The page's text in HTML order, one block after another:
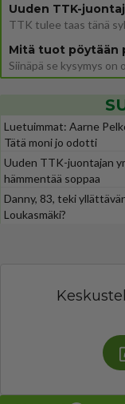
Mitä tuot pöytään
Luetuimmat: Aarne
Tätä moni jo odotti
Uuden TTK-juontajan
hämmentää soppaa
Danny, 83, teki
Loukasmäki?